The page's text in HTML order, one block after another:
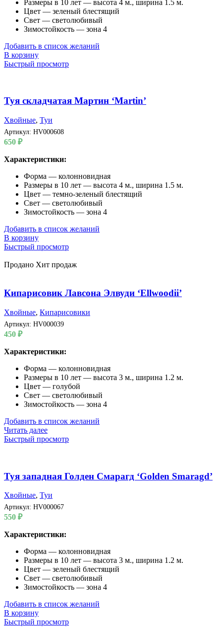
Размеры в 10 лет — высота 4 м., ширина 1.5 м.
Цвет — зеленый блестящий
Свет — светолюбивый
Зимостойкость — зона 4
Добавить в список желаний
В корзину
Быстрый просмотр
Туя складчатая Мартин ‘Martin’
Хвойные, Туи
Артикул: HV000608
650 ₽
Характеристики:
Форма — колонновидная
Размеры в 10 лет — высота 4 м., ширина 1.5 м.
Цвет — темно-зеленый блестящий
Свет — светолюбивый
Зимостойкость — зона 4
Добавить в список желаний
В корзину
Быстрый просмотр
Продано Хит продаж
Кипарисовик Лавсона Элвуди ‘Ellwoodii’
Хвойные, Кипарисовики
Артикул: HV000039
450 ₽
Характеристики:
Форма — колонновидная
Размеры в 10 лет — высота 3 м., ширина 1.2 м.
Цвет — голубой
Свет — светолюбивый
Зимостойкость — зона 4
Добавить в список желаний
Читать далее
Быстрый просмотр
Туя западная Голден Смарагд ‘Golden Smaragd’
Хвойные, Туи
Артикул: HV000067
550 ₽
Характеристики:
Форма — колонновидная
Размеры в 10 лет — высота 3 м., ширина 1.2 м.
Цвет — зеленый блестящий
Свет — светолюбивый
Зимостойкость — зона 4
Добавить в список желаний
В корзину
Быстрый просмотр